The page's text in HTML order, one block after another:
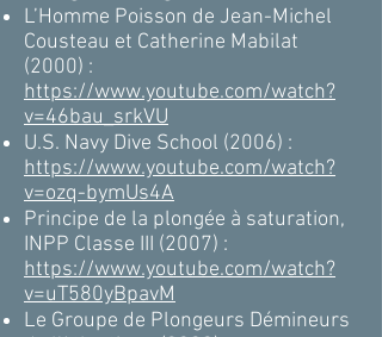
L’Homme Poisson de Jean-Michel
Cousteau et Catherine Mabilat
(2000) :
https://www.youtube.com/watch?
v=46bau_srkVU
U.S. Navy Dive School (2006) :
https://www.youtube.com/watch?
v=ozq-bymUs4A
Principe de la plongée à saturation,
INPP Classe III (2007) :
https://www.youtube.com/watch?
v=uT580yBpavM
Le Groupe de Plongeurs Démineurs